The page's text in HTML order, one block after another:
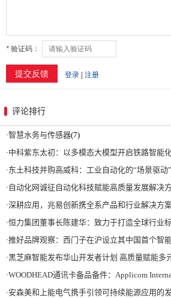
评论排行
·智慧水务与传感器(7)
·中科紫东太初：以多模态大模型开启铁路智能
·东土科技并购高威科：工业自动化的“场景驱动
· 自动化网诚征自动化科技赋能高质量发展解决
·深耕应用，兆易创新携全系产品和行业解决方
·恒力集团董事长陈建华：致力于打造全球行业标杆，为国家的经济高质量发展贡献更大
·推好品牌观察：西门子在沪设立其中国首个智能
·黑芝麻智能发布华山开发者计划 高质量赋能多
·WOODHEAD通讯卡备品备件：Applicom International
·安森美和上能电气携手引领可持续能源应用的发展 两家公司合作开发高性能储能和